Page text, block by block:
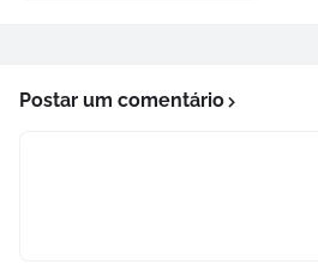
Postar um comentário